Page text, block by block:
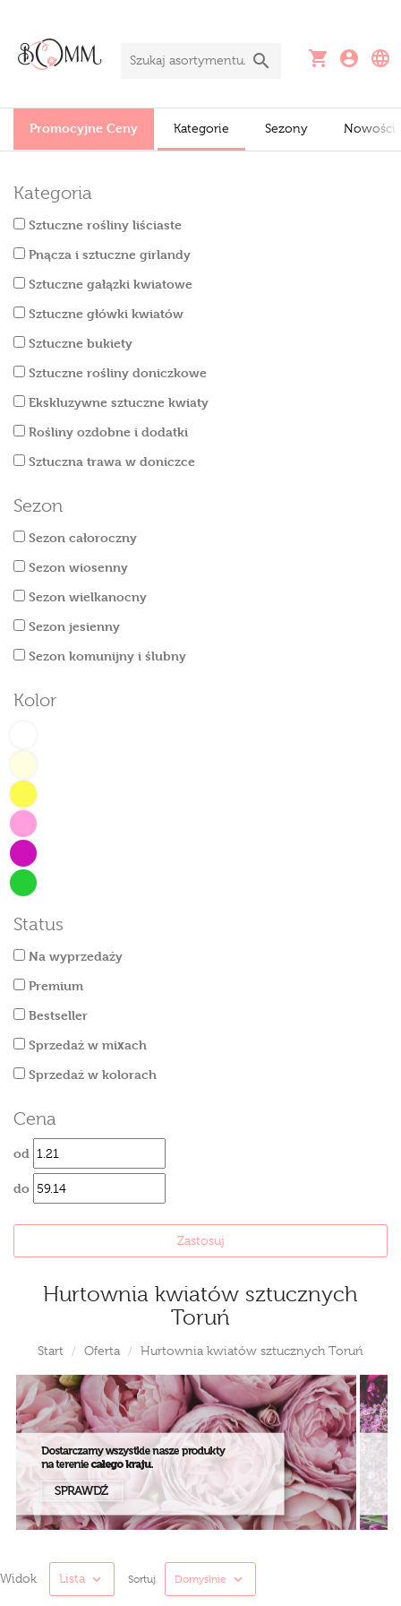
Promocyjne Ceny Kategorie Sezony Nowości
Kategoria
Sztuczne rośliny liściaste
Pnącza i sztuczne girlandy
Sztuczne gałązki kwiatowe
Sztuczne główki kwiatów
Sztuczne bukiety
Sztuczne rośliny doniczkowe
Ekskluzywne sztuczne kwiaty
Rośliny ozdobne i dodatki
Sztuczna trawa w doniczce
Sezon
Sezon całoroczny
Sezon wiosenny
Sezon wielkanocny
Sezon jesienny
Sezon komunijny i ślubny
Kolor
Status
Na wyprzedaży
Premium
Bestseller
Sprzedaż w mixach
Sprzedaż w kolorach
Cena
od
do
Zastosuj
Hurtownia kwiatów sztucznych
Toruń
Start Oferta Hurtownia kwiatów sztucznych Toruń
Widok Lista Sortuj Domyślnie